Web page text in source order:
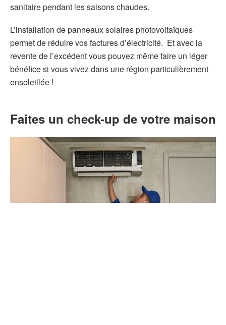
sanitaire pendant les saisons chaudes.
L’installation de panneaux solaires photovoltaïques
permet de réduire vos factures d’électricité. Et avec la
revente de l’excédent vous pouvez même faire un léger
bénéfice si vous vivez dans une région particulièrement
ensoleillée !
Faites un check-up de votre maison